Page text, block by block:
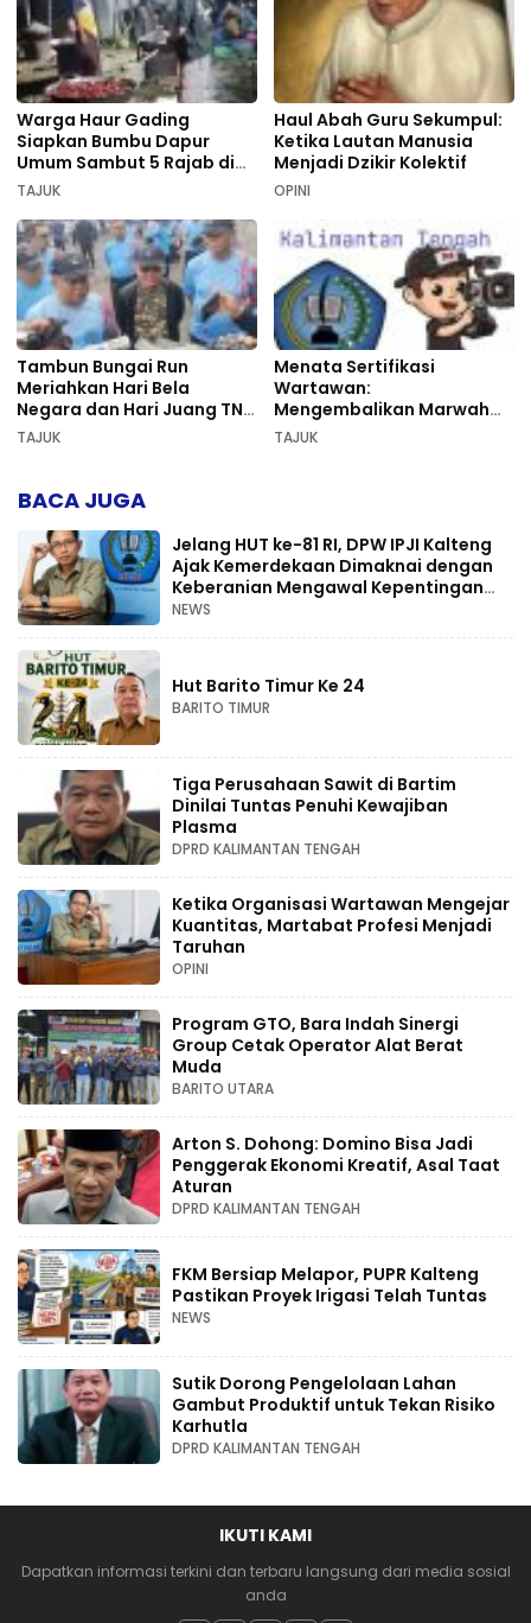
Warga Haur Gading
Siapkan Bumbu Dapur
Umum Sambut 5 Rajab di
Sekumpul
TAJUK
Haul Abah Guru Sekumpul:
Ketika Lautan Manusia
Menjadi Dzikir Kolektif
OPINI
Tambun Bungai Run
Meriahkan Hari Bela
Negara dan Hari Juang TNI
AD di Palangka Raya
TAJUK
Menata Sertifikasi
Wartawan:
Mengembalikan Marwah
Pers dan Keadilan
TAJUK
BACA JUGA
Jelang HUT ke-81 RI, DPW IPJI Kalteng
Ajak Kemerdekaan Dimaknai dengan
Keberanian Mengawal Kepentingan
Rakyat
NEWS
Hut Barito Timur Ke 24
BARITO TIMUR
Tiga Perusahaan Sawit di Bartim
Dinilai Tuntas Penuhi Kewajiban
Plasma
DPRD KALIMANTAN TENGAH
Ketika Organisasi Wartawan Mengejar
Kuantitas, Martabat Profesi Menjadi
Taruhan
OPINI
Program GTO, Bara Indah Sinergi
Group Cetak Operator Alat Berat
Muda
BARITO UTARA
Arton S. Dohong: Domino Bisa Jadi
Penggerak Ekonomi Kreatif, Asal Taat
Aturan
DPRD KALIMANTAN TENGAH
FKM Bersiap Melapor, PUPR Kalteng
Pastikan Proyek Irigasi Telah Tuntas
NEWS
Sutik Dorong Pengelolaan Lahan
Gambut Produktif untuk Tekan Risiko
Karhutla
DPRD KALIMANTAN TENGAH
IKUTI KAMI
Dapatkan informasi terkini dan terbaru langsung dari media sosial
anda